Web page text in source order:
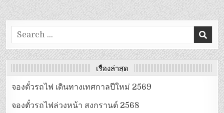
Search
for:
เรื่องล่าสุด
จองตั๋วรถไฟ เดินทางเทศกาลปีใหม่ 2569
จองตั๋วรถไฟล่วงหน้า สงกรานต์ 2568